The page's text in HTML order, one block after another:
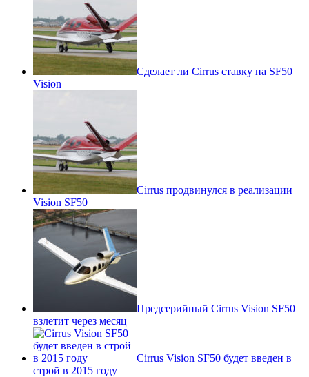
Сделает ли Cirrus ставку на SF50
Vision
Cirrus продвинулся в реализации
Vision SF50
Предсерийный Cirrus Vision SF50
взлетит через месяц
Cirrus Vision SF50 будет введен в
строй в 2015 году